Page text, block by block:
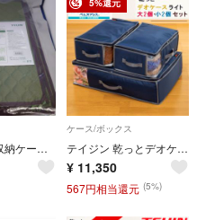
11)カラッと収納ケースプレミアム
5%還元
ケース/ボックス
テイジン 乾っとデオケースライト ネイビー 大2個 小2個組 ベルオアシス
¥ 11,350
567円相当還元 (5%)